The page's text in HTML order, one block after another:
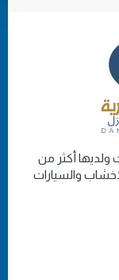
ولديها أكثر من
والسيارات